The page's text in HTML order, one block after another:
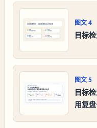
图文4
目标
图文5
目标
用复